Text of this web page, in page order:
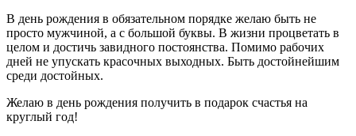
В день рождения в обязательном порядке желаю быть не
просто мужчиной, а с большой буквы. В жизни процветать в
целом и достичь завидного постоянства. Помимо рабочих
дней не упускать красочных выходных. Быть достойнейшим
среди достойных.
Желаю в день рождения получить в подарок счастья на
круглый год!